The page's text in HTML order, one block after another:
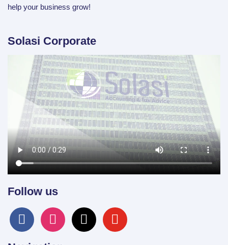
help your business grow!
Solasi Corporate
Follow us
facebookinstagram
x youtube